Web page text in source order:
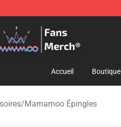
Merchandise Shop
Accueil Boutique
/Mamamoo Épingles